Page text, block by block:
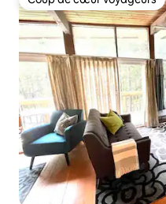
Coup de cœur voyageurs